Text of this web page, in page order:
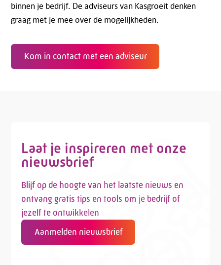
binnen je bedrijf. De adviseurs van Kasgroeit denken
graag met je mee over de mogelijkheden.
Kom in contact met een adviseur
Laat je inspireren met onze
nieuwsbrief
Blijf op de hoogte van het laatste nieuws en
ontvang gratis tips en tools om je bedrijf of
jezelf te ontwikkelen
Aanmelden nieuwsbrief